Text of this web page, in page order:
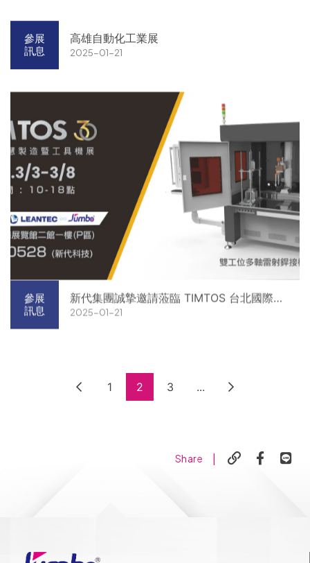
參展
訊息
高雄自動化工業展
2025-01-21
參展
訊息
新代集團誠摯邀請蒞臨 TIMTOS 台北國際工
具機展
2025-01-21
1 2 3 ...
Share |